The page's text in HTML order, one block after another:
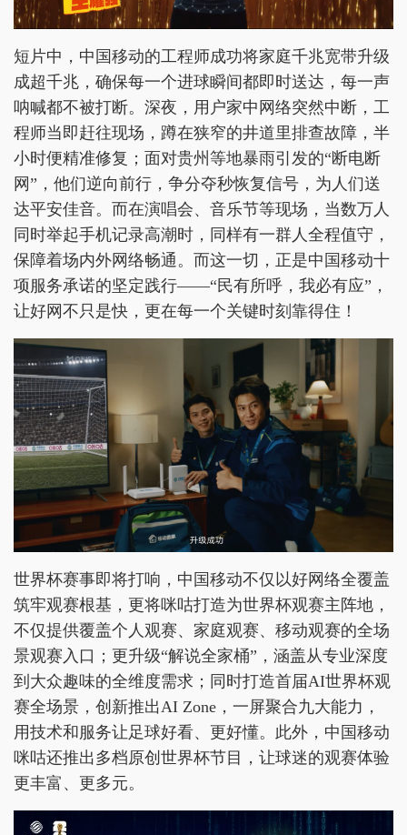
短片中，中国移动的工程师成功将家庭千兆宽带升级
成超千兆，确保每一个进球瞬间都即时送达，每一声
呐喊都不被打断。深夜，用户家中网络突然中断，工
程师当即赶往现场，蹲在狭窄的井道里排查故障，半
小时便精准修复；面对贵州等地暴雨引发的“断电断
网”，他们逆向前行，争分夺秒恢复信号，为人们送
达平安佳音。而在演唱会、音乐节等现场，当数万人
同时举起手机记录高潮时，同样有一群人全程值守，
保障着场内外网络畅通。而这一切，正是中国移动十
项服务承诺的坚定践行——“民有所呼，我必有应”，
让好网不只是快，更在每一个关键时刻靠得住！
世界杯赛事即将打响，中国移动不仅以好网络全覆盖
筑牢观赛根基，更将咪咕打造为世界杯观赛主阵地，
不仅提供覆盖个人观赛、家庭观赛、移动观赛的全场
景观赛入口；更升级“解说全家桶”，涵盖从专业深度
到大众趣味的全维度需求；同时打造首届AI世界杯观
赛全场景，创新推出AI Zone，一屏聚合九大能力，
用技术和服务让足球好看、更好懂。此外，中国移动
咪咕还推出多档原创世界杯节目，让球迷的观赛体验
更丰富、更多元。